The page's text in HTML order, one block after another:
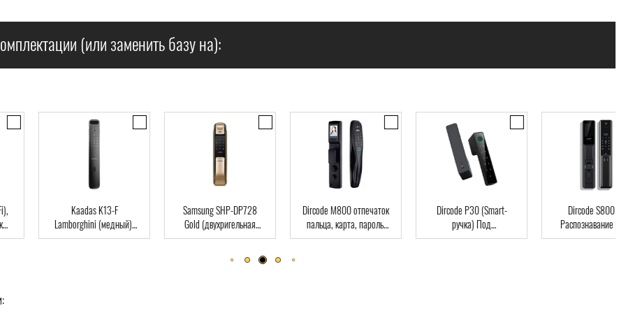
(или заменить базу на):
Kaadas K13-F
Lamborghini (медный),
Автомат, Face-ID,
Samsung SHP-DP728
Gold (двухригельная
врезная часть), Автомат,
Dircode M800 отпечаток
пальца, карта, пароль,
ключ, Wi-Fi, видеоглазок
Dircode P30 (Smart-
ручка) Под
межкомнатные двери,
Dircode S800 3D
Распознавание
код, карта,